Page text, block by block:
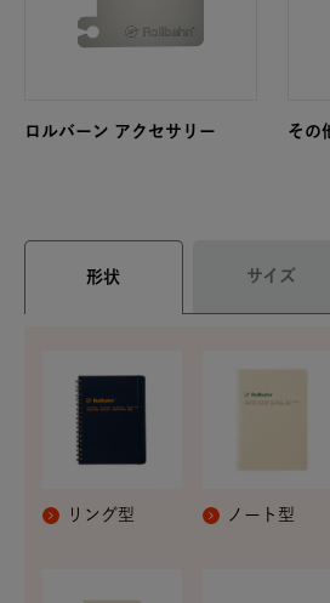
ロルバーン アクセサリー その
形状 サイズ
リング型 ノート型